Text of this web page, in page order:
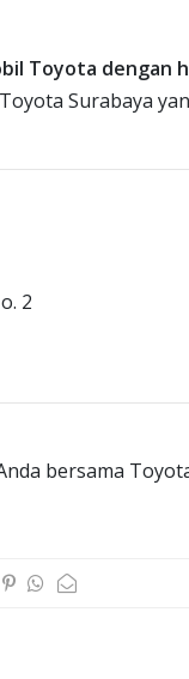
Toyota dengan
Surabaya
2
bersama